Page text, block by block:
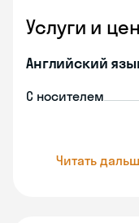
Услуги и
Английский
С носителем
Читать